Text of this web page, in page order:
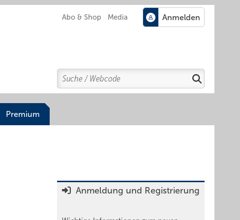
Abo & Shop Media
Search
Suchen
Premium
Anmeldung und Registrierung